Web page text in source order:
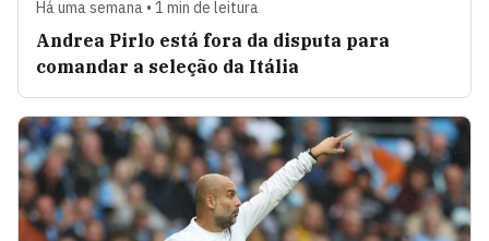
Há uma semana • 1 min de leitura
Andrea Pirlo está fora da disputa para
comandar a seleção da Itália